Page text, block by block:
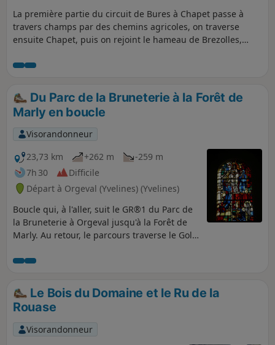
La première partie du circuit de Bures à Chapet passe à
travers champs par des chemins agricoles, on traverse
ensuite Chapet, puis on rejoint le hameau de Brezolles,
Du Parc de la Bruneterie à la Forêt de
Marly en boucle
Visorandonneur
23,73 km
+262 m
-259 m
7h 30
Difficile
Départ à Orgeval (Yvelines) (Yvelines)
Boucle qui, à l'aller, suit le GR®1 du Parc de
la Bruneterie à Orgeval jusqu'à la Forêt de
Marly. Au retour, le parcours traverse le Golf
Chambourcy.
Le Bois du Domaine et le Ru de la
Rouase
Visorandonneur